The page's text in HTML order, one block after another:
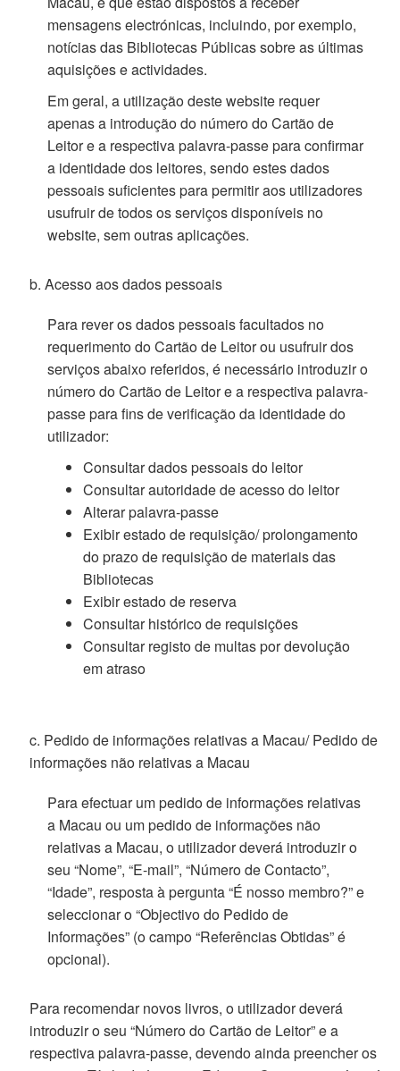
mensagens electrónicas, incluindo, por exemplo,
notícias das Bibliotecas Públicas sobre as últimas
aquisições e actividades.
Em geral, a utilização deste website requer
apenas a introdução do número do Cartão de
Leitor e a respectiva palavra-passe para confirmar
a identidade dos leitores, sendo estes dados
pessoais suficientes para permitir aos utilizadores
usufruir de todos os serviços disponíveis no
website, sem outras aplicações.
b. Acesso aos dados pessoais
Para rever os dados pessoais facultados no
requerimento do Cartão de Leitor ou usufruir dos
serviços abaixo referidos, é necessário introduzir o
número do Cartão de Leitor e a respectiva palavra-
passe para fins de verificação da identidade do
utilizador:
Consultar dados pessoais do leitor
Consultar autoridade de acesso do leitor
Alterar palavra-passe
Exibir estado de requisição/ prolongamento
do prazo de requisição de materiais das
Bibliotecas
Exibir estado de reserva
Consultar histórico de requisições
Consultar registo de multas por devolução
em atraso
c. Pedido de informações relativas a Macau/ Pedido de
informações não relativas a Macau
Para efectuar um pedido de informações relativas
a Macau ou um pedido de informações não
relativas a Macau, o utilizador deverá introduzir o
seu “Nome”, “E-mail”, “Número de Contacto”,
“Idade”, resposta à pergunta “É nosso membro?” e
seleccionar o “Objectivo do Pedido de
Informações” (o campo “Referências Obtidas” é
opcional).
Para recomendar novos livros, o utilizador deverá
introduzir o seu “Número do Cartão de Leitor” e a
respectiva palavra-passe, devendo ainda preencher os